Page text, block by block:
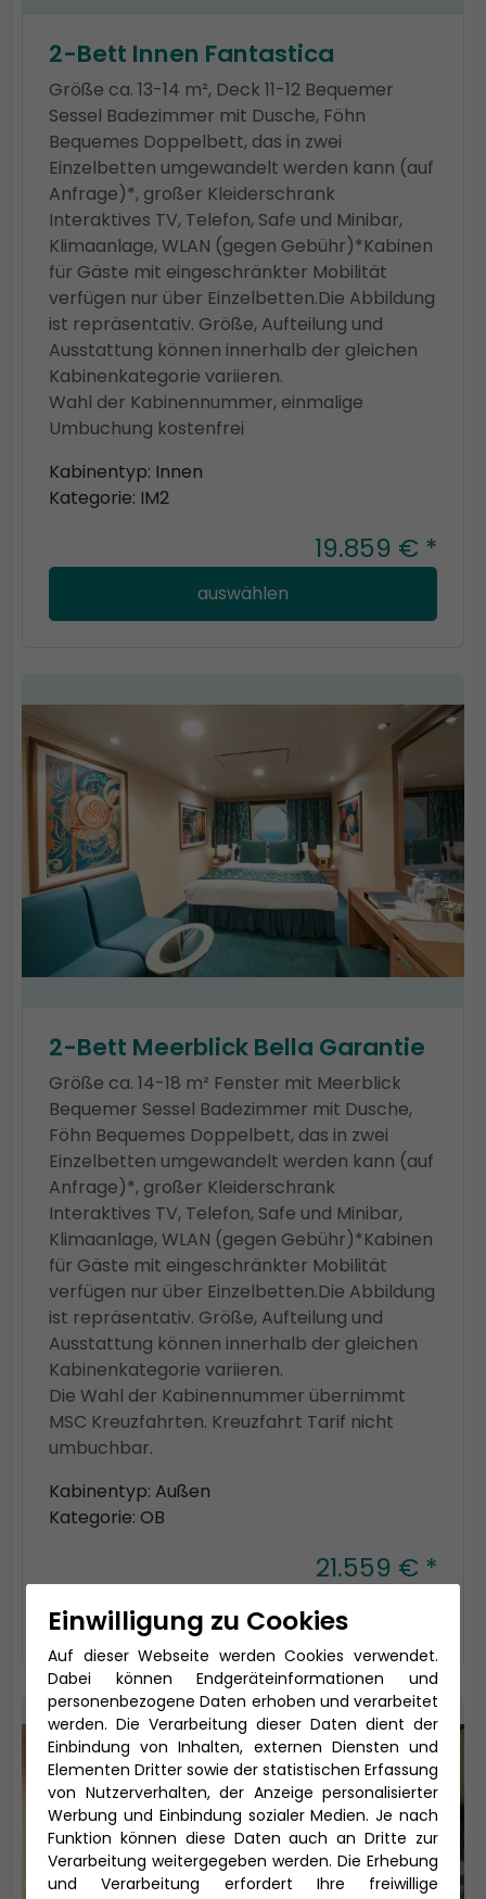
2-Bett Innen Fantastica
Größe ca. 13-14 m², Deck 11-12 Bequemer
Sessel Badezimmer mit Dusche, Föhn
Bequemes Doppelbett, das in zwei
Einzelbetten umgewandelt werden kann (auf
Anfrage)*, großer Kleiderschrank
Interaktives TV, Telefon, Safe und Minibar,
Klimaanlage, WLAN (gegen Gebühr)*Kabinen
für Gäste mit eingeschränkter Mobilität
verfügen nur über Einzelbetten.Die Abbildung
ist repräsentativ. Größe, Aufteilung und
Ausstattung können innerhalb der gleichen
Kabinenkategorie variieren.
Wahl der Kabinennummer, einmalige
Umbuchung kostenfrei
Kabinentyp: Innen
Kategorie: IM2
19.859 € *
auswählen
2-Bett Meerblick Bella Garantie
Größe ca. 14-18 m² Fenster mit Meerblick
Bequemer Sessel Badezimmer mit Dusche,
Föhn Bequemes Doppelbett, das in zwei
Einzelbetten umgewandelt werden kann (auf
Anfrage)*, großer Kleiderschrank
Interaktives TV, Telefon, Safe und Minibar,
Klimaanlage, WLAN (gegen Gebühr)*Kabinen
für Gäste mit eingeschränkter Mobilität
verfügen nur über Einzelbetten.Die Abbildung
ist repräsentativ. Größe, Aufteilung und
Ausstattung können innerhalb der gleichen
Kabinenkategorie variieren.
Die Wahl der Kabinennummer übernimmt
MSC Kreuzfahrten. Kreuzfahrt Tarif nicht
umbuchbar.
Kabinentyp: Außen
Kategorie: OB
21.559 € *
auswählen
Einwilligung zu Cookies
Auf dieser Webseite werden Cookies verwendet.
Dabei können Endgeräteinformationen und
personenbezogene Daten erhoben und verarbeitet
werden. Die Verarbeitung dieser Daten dient der
Einbindung von Inhalten, externen Diensten und
Elementen Dritter sowie der statistischen Erfassung
von Nutzerverhalten, der Anzeige personalisierter
Werbung und Einbindung sozialer Medien. Je nach
Funktion können diese Daten auch an Dritte zur
Verarbeitung weitergegeben werden. Die Erhebung
und Verarbeitung erfordert Ihre freiwillige